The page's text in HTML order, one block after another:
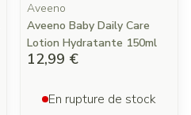
Aveeno
Aveeno Baby Daily Care
Lotion Hydratante 150ml
12,99 €
En rupture de stock